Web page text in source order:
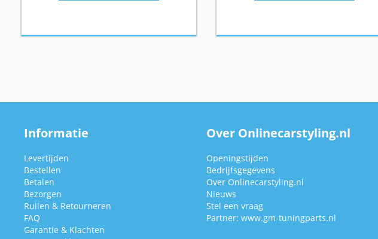
Informatie
Levertijden
Bestellen
Betalen
Bezorgen
Ruilen & Retourneren
FAQ
Garantie & Klachten
Over Onlinecarstyling.nl
Openingstijden
Bedrijfsgegevens
Over Onlinecarstyling.nl
Nieuws
Stel een vraag
Partner: www.gm-tuningparts.nl